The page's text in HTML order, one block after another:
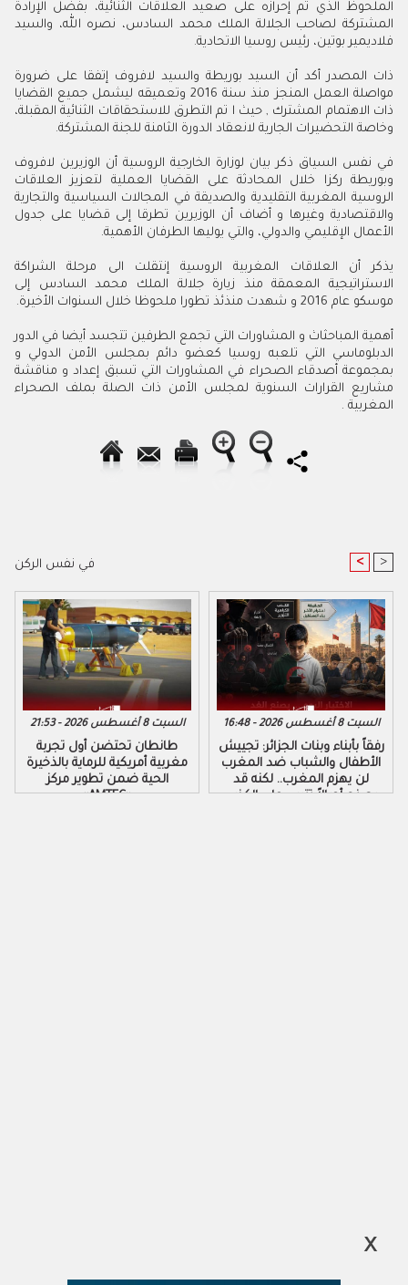
الملحوظ الذي تم إحرازه على صعيد العلاقات الثنائية، بفضل الإرادة
المشتركة لصاحب الجلالة الملك محمد السادس، نصره الله، والسيد
فلاديمير بوتين، رئيس روسيا الاتحادية.
ذات المصدر أكد أن السيد بوريطة والسيد لافروف إتفقا على ضرورة
مواصلة العمل المنجز منذ سنة 2016 وتعميقه ليشمل جميع القضايا
ذات الاهتمام المشترك , حيث ا تم التطرق للاستحقاقات الثنائية المقبلة،
وخاصة التحضيرات الجارية لانعقاد الدورة الثامنة للجنة المشتركة.
في نفس السياق ذكر بيان لوزارة الخارجية الروسية أن الوزيرين لافروف
وبوريطة ركزا خلال المحادثة على القضايا العملية لتعزيز العلاقات
الروسية المغربية التقليدية والصديقة في المجالات السياسية والتجارية
والاقتصادية وغيرها و أضاف أن الوزيرين تطرقا إلى قضايا على جدول
الأعمال الإقليمي والدولي، والتي يوليها الطرفان الأهمية.
يذكر أن العلاقات المغربية الروسية إنتقلت الى مرحلة الشراكة
الاستراتيجية المعمقة منذ زيارة جلالة الملك محمد السادس إلى
موسكو عام 2016 و شهدت منذئذ تطورا ملحوظا خلال السنوات الأخيرة.
أهمية المباحثاث و المشاورات التي تجمع الطرفين تتجسد أيضا في الدور
الدبلوماسي التي تلعبه روسيا كعضو دائم بمجلس الأمن الدولي و
بمجموعة أصدقاء الصحراء في المشاورات التي تسبق إعداد و مناقشة
مشاريع القرارات السنوية لمجلس الأمن ذات الصلة بملف الصحراء
المغربية .
في نفس الركن < >
السبت 8 أغسطس 2026 - 21:53
طانطان تحتضن أول تجربة
مغربية أمريكية للرماية بالذخيرة
الحية ضمن تطوير مركز
«AMTEC»
السبت 8 أغسطس 2026 - 16:48
رفقاً بأبناء وبنات الجزائر: تجييش
الأطفال والشباب ضد المغرب
لن يهزم المغرب.. لكنه قد
يصنع أجيالاً تتربى على الكذب